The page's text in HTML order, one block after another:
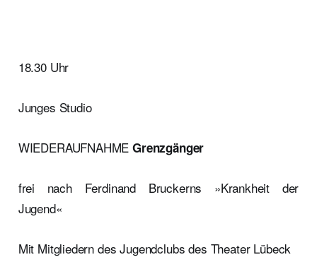
18.30 Uhr
Junges Studio
WIEDERAUFNAHMEGrenzgänger
frei nach Ferdinand Bruckerns »Krankheit der
Jugend«
Mit Mitgliedern des Jugendclubs des Theater Lübeck